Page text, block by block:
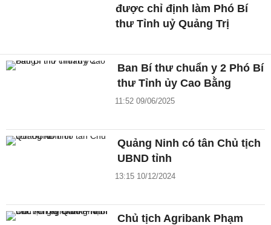
được chỉ định làm Phó Bí
thư Tỉnh uỷ Quảng Trị
Ban Bí thư chuẩn y 2 Phó Bí
thư Tỉnh ủy Cao Bằng
11:52 09/06/2025
Quảng Ninh có tân Chủ tịch
UBND tỉnh
13:15 10/12/2024
Chủ tịch Agribank Phạm